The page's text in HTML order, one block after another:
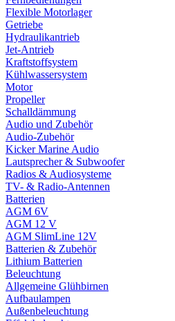
Flexible Motorlager
Getriebe
Hydraulikantrieb
Jet-Antrieb
Kraftstoffsystem
Kühlwassersystem
Motor
Propeller
Schalldämmung
Audio und Zubehör
Audio-Zubehör
Kicker Marine Audio
Lautsprecher & Subwoofer
Radios & Audiosysteme
TV- & Radio-Antennen
Batterien
AGM 6V
AGM 12 V
AGM SlimLine 12V
Batterien & Zubehör
Lithium Batterien
Beleuchtung
Allgemeine Glühbirnen
Aufbaulampen
Außenbeleuchtung